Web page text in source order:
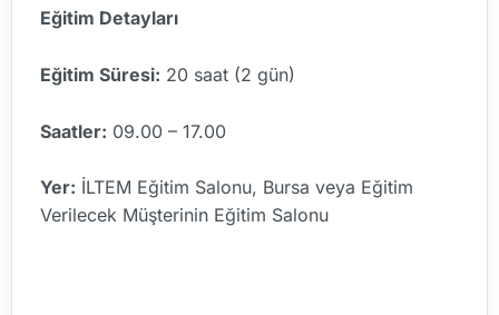
Eğitim Detayları
Eğitim Süresi: 20 saat (2 gün)
Saatler: 09.00 – 17.00
Yer: İLTEM Eğitim Salonu, Bursa veya Eğitim
Verilecek Müşterinin Eğitim Salonu